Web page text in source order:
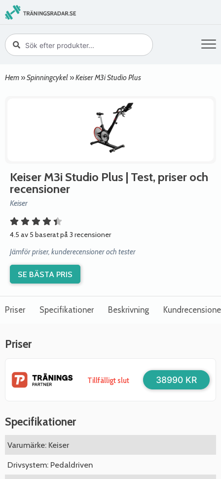
Hem »Spinningcykel »Keiser M3i Studio Plus
Keiser M3i Studio Plus | Test, priser och
recensioner
Keiser
4.5 av 5 baserat på 3 recensioner
Jämför priser, kunderecensioner och tester
SE BÄSTA PRIS
Priser Specifikationer Beskrivning
Priser
Tillfälligt slut 38990 KR
Specifikationer
Varumärke: Keiser
Drivsystem: Pedaldriven